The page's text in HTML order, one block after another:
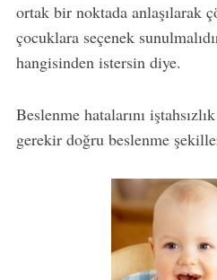
ortak bir noktada anlaşılarak
çocuklara seçenek
hangisinden istersin diye.
Beslenme hatalarını
gerekir doğru beslenme